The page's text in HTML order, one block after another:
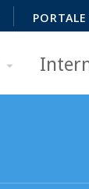
PORTALE